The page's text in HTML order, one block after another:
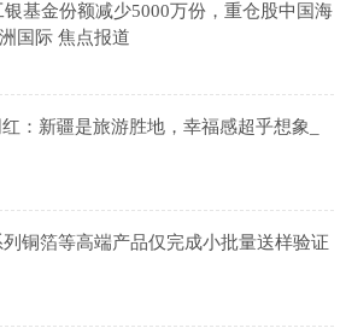
基金份额减少5000万份，重仓股中国海
国际 焦点报道
：新疆是旅游胜地，幸福感超乎想象_
铜箔等高端产品仅完成小批量送样验证